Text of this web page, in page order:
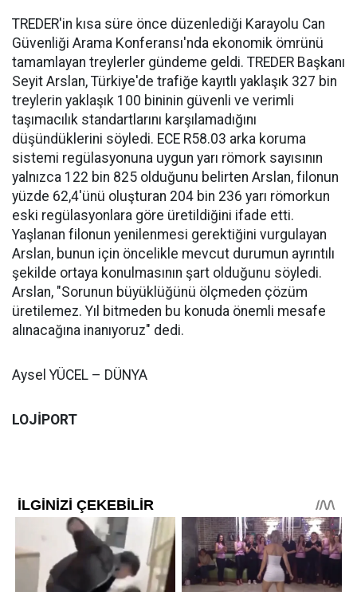
TREDER'in kısa süre önce düzenlediği Karayolu Can
Güvenliği Arama Konferansı'nda ekonomik ömrünü
tamamlayan treylerler gündeme geldi. TREDER Başkanı
Seyit Arslan, Türkiye'de trafiğe kayıtlı yaklaşık 327 bin
treylerin yaklaşık 100 bininin güvenli ve verimli
taşımacılık standartlarını karşılamadığını
düşündüklerini söyledi. ECE R58.03 arka koruma
sistemi regülasyonuna uygun yarı römork sayısının
yalnızca 122 bin 825 olduğunu belirten Arslan, filonun
yüzde 62,4'ünü oluşturan 204 bin 236 yarı römorkun
eski regülasyonlara göre üretildiğini ifade etti.
Yaşlanan filonun yenilenmesi gerektiğini vurgulayan
Arslan, bunun için öncelikle mevcut durumun ayrıntılı
şekilde ortaya konulmasının şart olduğunu söyledi.
Arslan, "Sorunun büyüklüğünü ölçmeden çözüm
üretilemez. Yıl bitmeden bu konuda önemli mesafe
alınacağına inanıyoruz" dedi.
Aysel YÜCEL – DÜNYA
LOJİPORT